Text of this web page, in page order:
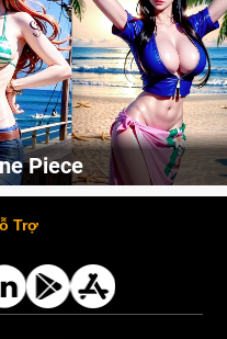
Piece
Những cô nàng nóng bỏng Boa Hancock, Nico Robin, Nami, Yamato hay Perona được AI vẽ lại dưới hình thức Cosplay cực kỳ chuẩn chỉnh.
Trợ